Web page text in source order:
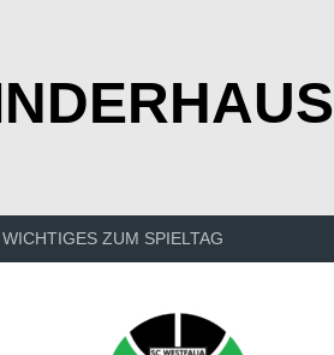
WICHTIGES ZUM SPIELTAG